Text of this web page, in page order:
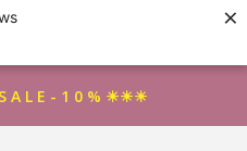
×
A L E - 1 0 % ☀☀☀